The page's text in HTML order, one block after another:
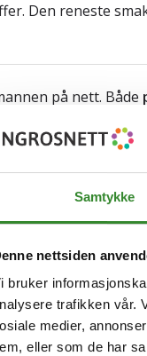
Samtykke
nettsiden
bruker
trafikken vår.
medier,
eller som de har
Den reneste
på nett. Både
av
både hjem og
om varen.